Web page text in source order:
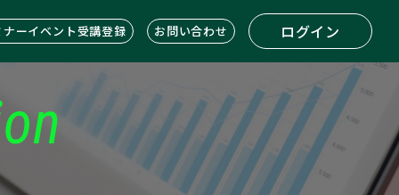
ナーイベント受講登録 お問い合わせ ログイン